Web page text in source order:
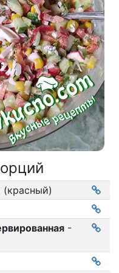
Соусы
На ужин
Мультиварка
Мясорубка
Холодильник
(красный)
-